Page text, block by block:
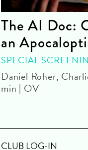
The AI Doc:
an
SPECIAL
Daniel Roher,
min | OV
CLUB LOG-IN